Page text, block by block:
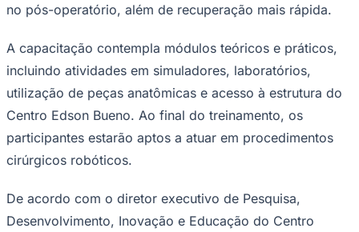
no pós-operatório, além de recuperação mais rápida.
A capacitação contempla módulos teóricos e práticos,
incluindo atividades em simuladores, laboratórios,
utilização de peças anatômicas e acesso à estrutura do
Centro Edson Bueno. Ao final do treinamento, os
participantes estarão aptos a atuar em procedimentos
cirúrgicos robóticos.
De acordo com o diretor executivo de Pesquisa,
Desenvolvimento, Inovação e Educação do Centro